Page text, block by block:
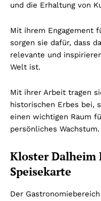
und die Erhaltung von
Mit ihrem Engagement
sorgen sie dafür, dass
relevante und
Welt ist.
Mit ihrer Arbeit tragen
historischen Erbes bei,
einen wichtigen Raum
persönliches Wachstum.
Kloster Dalheim
Speisekarte
Der